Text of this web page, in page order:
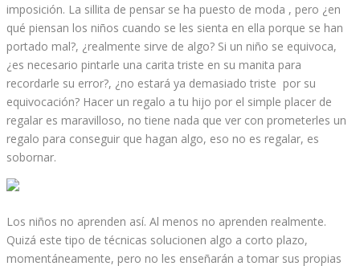
imposición. La sillita de pensar se ha puesto de moda , pero ¿en
qué piensan los niños cuando se les sienta en ella porque se han
portado mal?, ¿realmente sirve de algo? Si un niño se equivoca,
¿es necesario pintarle una carita triste en su manita para
recordarle su error?, ¿no estará ya demasiado triste por su
equivocación? Hacer un regalo a tu hijo por el simple placer de
regalar es maravilloso, no tiene nada que ver con prometerles un
regalo para conseguir que hagan algo, eso no es regalar, es
sobornar.
Los niños no aprenden así. Al menos no aprenden realmente.
Quizá este tipo de técnicas solucionen algo a corto plazo,
momentáneamente, pero no les enseñarán a tomar sus propias